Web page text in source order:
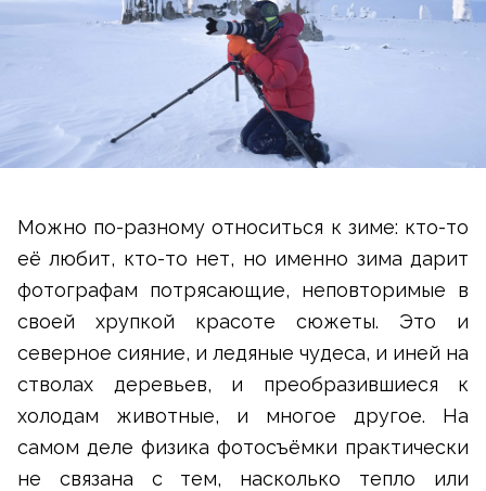
Можно по-разному относиться к зиме: кто-то
её любит, кто-то нет, но именно зима дарит
фотографам потрясающие, неповторимые в
своей хрупкой красоте сюжеты. Это и
северное сияние, и ледяные чудеса, и иней на
стволах деревьев, и преобразившиеся к
холодам животные, и многое другое. На
самом деле физика фотосъёмки практически
не связана с тем, насколько тепло или